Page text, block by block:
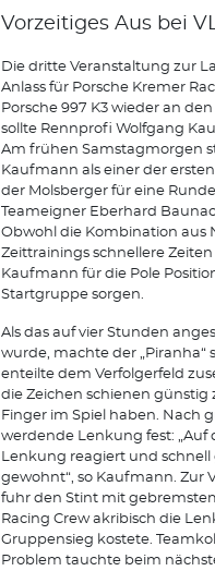
Vorzeitiges Aus bei
Die dritte Veranstaltung zur
Anlass für Porsche Kremer
Porsche 997 K3 wieder an
sollte Rennprofi Wolfgang
Am frühen Samstagmorgen
Kaufmann als einer der
der Molsberger für eine
Teameigner Eberhard
Obwohl die Kombination aus
Zeittrainings schnellere
Kaufmann für die Pole
Startgruppe sorgen.
Als das auf vier Stunden
wurde, machte der „Piranha“
enteilte dem Verfolgerfeld
die Zeichen schienen günstig
Finger im Spiel haben. Nach
werdende Lenkung fest:
Lenkung reagiert und schnell
gewohnt“, so Kaufmann. Zur
fuhr den Stint mit
Racing Crew akribisch die
Gruppensieg kostete.
Problem tauchte beim